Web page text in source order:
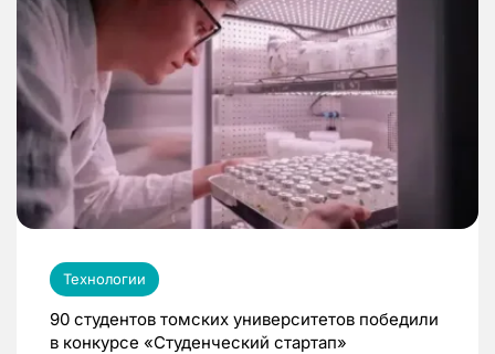
Технологии
90 студентов томских университетов победили
в конкурсе «Студенческий стартап»